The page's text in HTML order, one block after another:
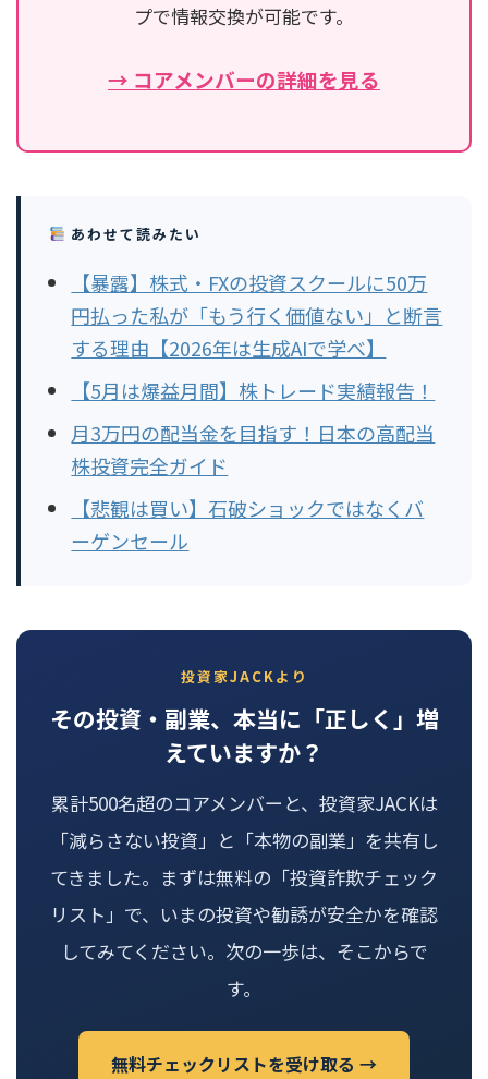
プで情報交換が可能です。
→ コアメンバーの詳細を見る
あわせて読みたい
【暴露】株式・FXの投資スクールに50万
円払った私が「もう行く価値ない」と断言
する理由【2026年は生成AIで学べ】
【5月は爆益月間】株トレード実績報告！
月3万円の配当金を目指す！日本の高配当
株投資完全ガイド
【悲観は買い】石破ショックではなくバ
ーゲンセール
投資家JACKより
その投資・副業、本当に「正しく」増
えていますか？
累計500名超のコアメンバーと、投資家JACKは
「減らさない投資」と「本物の副業」を共有し
てきました。まずは無料の「投資詐欺チェック
リスト」で、いまの投資や勧誘が安全かを確認
してみてください。次の一歩は、そこからで
す。
無料チェックリストを受け取る →